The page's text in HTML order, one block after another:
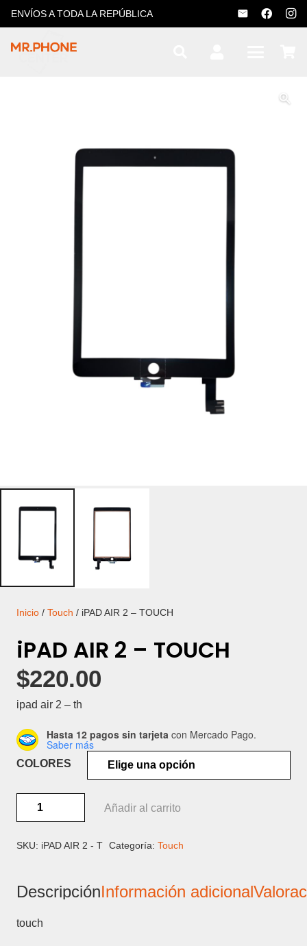
ENVÍOS A TODA LA REPÚBLICA
Inicio / Touch / iPAD AIR 2 – TOUCH
iPAD AIR 2 – TOUCH
$220.00
ipad air 2 – th
Hasta 12 pagos sin tarjeta con Mercado Pago.
Saber más
COLORES
-
Añadir al carrito
SKU: iPAD AIR 2 - T Categoría: Touch
DescripciónInformación adicional
touch